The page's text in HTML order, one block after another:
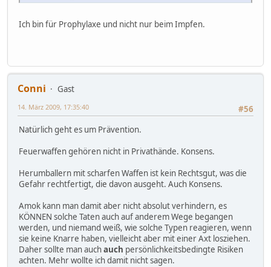
Ich bin für Prophylaxe und nicht nur beim Impfen.
Conni
Gast
#56
14. März 2009, 17:35:40
Natürlich geht es um Prävention.
Feuerwaffen gehören nicht in Privathände. Konsens.
Herumballern mit scharfen Waffen ist kein Rechtsgut, was die
Gefahr rechtfertigt, die davon ausgeht. Auch Konsens.
Amok kann man damit aber nicht absolut verhindern, es
KÖNNEN solche Taten auch auf anderem Wege begangen
werden, und niemand weiß, wie solche Typen reagieren, wenn
sie keine Knarre haben, vielleicht aber mit einer Axt losziehen.
Daher sollte man auchauch persönlichkeitsbedingte Risiken
achten. Mehr wollte ich damit nicht sagen.